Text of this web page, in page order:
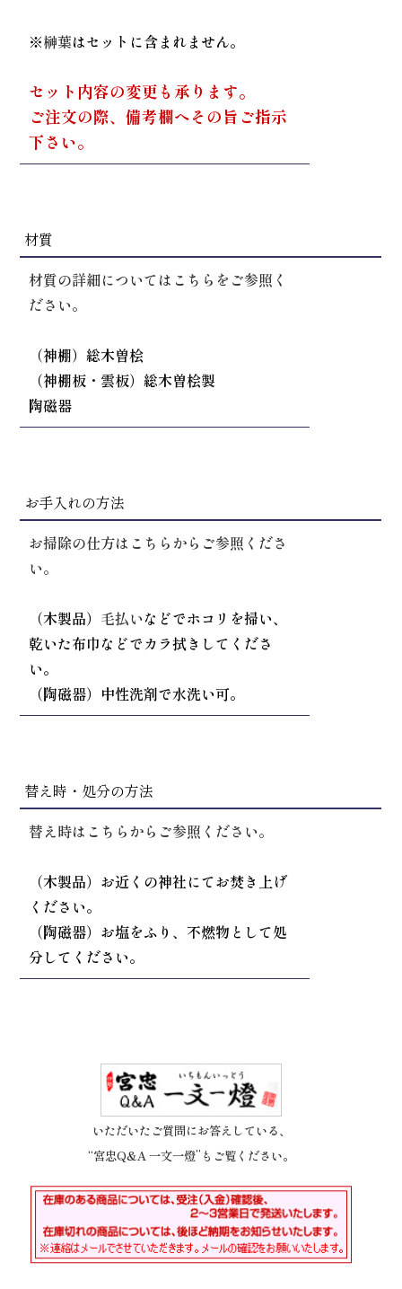
※榊葉はセットに含まれません。
セット内容の変更も承ります。
ご注文の際、備考欄へその旨ご指示
下さい。
材質
材質の詳細についてはこちらをご参照く
ださい。
（神棚）総木曽桧
（神棚板・雲板）総木曽桧製
陶磁器
お手入れの方法
お掃除の仕方はこちらからご参照くださ
い。
（木製品） 毛払いなどでホコリを掃い、
乾いた布巾などでカラ拭きしてくださ
い。
（陶磁器）中性洗剤で水洗い可。
替え時・処分の方法
替え時はこちらからご参照ください。
（木製品）お近くの神社にてお焚き上げ
ください。
（陶磁器）お塩をふり、不燃物として処
分してください。
いただいたご質問にお答えしている、
“宮忠Q&A 一文一燈”もご覧ください。